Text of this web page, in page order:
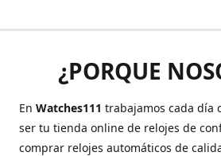
¿PORQUE
En Watches111 trabajamos cada día
ser tu tienda online de relojes de
comprar relojes automáticos de